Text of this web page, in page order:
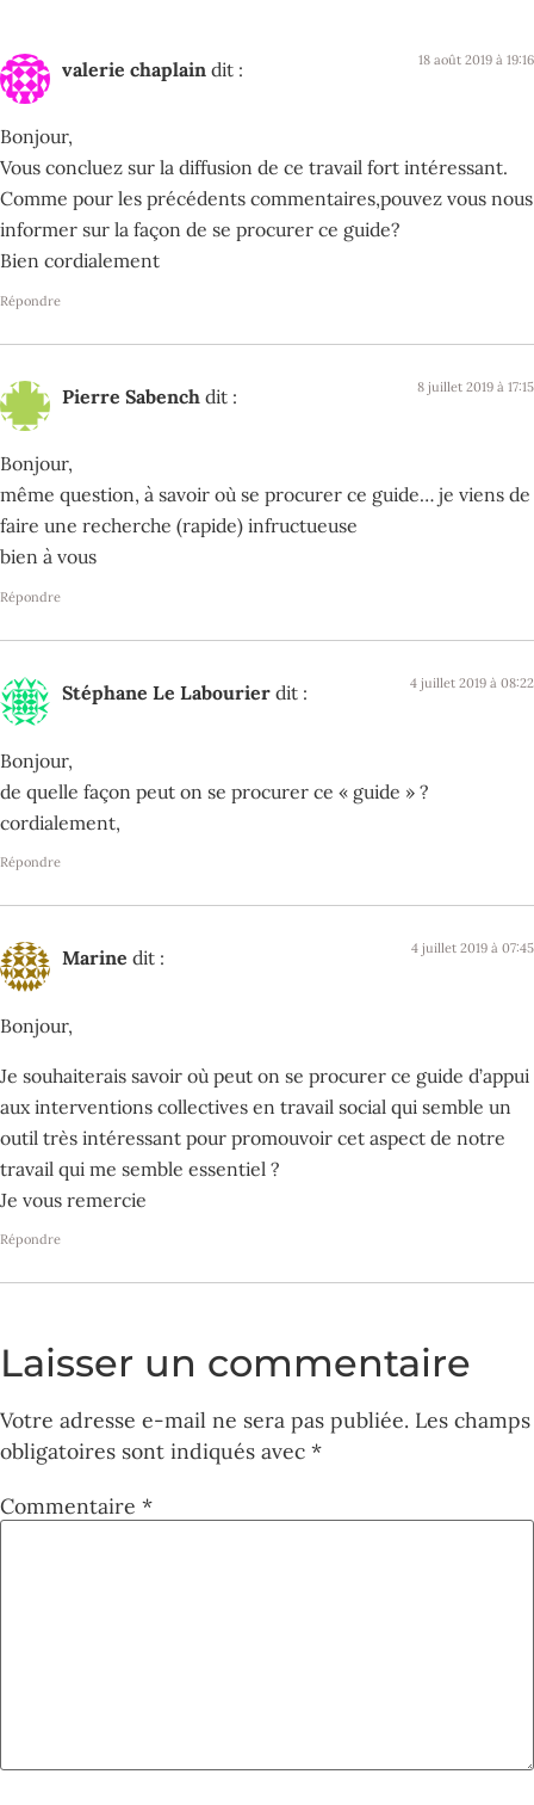
valerie chaplain dit : 18 août 2019 à 19:16
Bonjour,
Vous concluez sur la diffusion de ce travail fort intéressant.
Comme pour les précédents commentaires,pouvez vous nous
informer sur la façon de se procurer ce guide?
Bien cordialement
Répondre
Pierre Sabench dit : 8 juillet 2019 à 17:15
Bonjour,
même question, à savoir où se procurer ce guide… je viens de
faire une recherche (rapide) infructueuse
bien à vous
Répondre
Stéphane Le Labourier dit : 4 juillet 2019 à 08:22
Bonjour,
de quelle façon peut on se procurer ce « guide » ?
cordialement,
Répondre
Marine dit : 4 juillet 2019 à 07:45
Bonjour,
Je souhaiterais savoir où peut on se procurer ce guide d’appui
aux interventions collectives en travail social qui semble un
outil très intéressant pour promouvoir cet aspect de notre
travail qui me semble essentiel ?
Je vous remercie
Répondre
Laisser un commentaire
Votre adresse e-mail ne sera pas publiée. Les champs
obligatoires sont indiqués avec *
Commentaire *